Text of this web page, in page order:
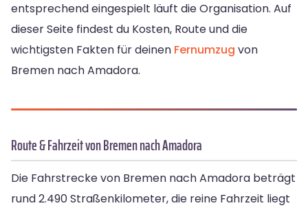
entsprechend eingespielt läuft die Organisation. Auf
dieser Seite findest du Kosten, Route und die
wichtigsten Fakten für deinen Fernumzug von
Bremen nach Amadora.
Route & Fahrzeit von Bremen nach Amadora
Die Fahrstrecke von Bremen nach Amadora beträgt
rund 2.490 Straßenkilometer, die reine Fahrzeit liegt